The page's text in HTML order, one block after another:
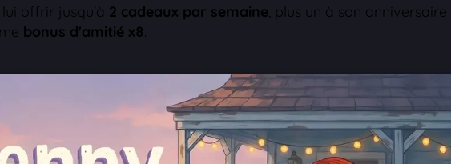
offrir jusqu'à 2 cadeaux par semaine, plus un à son anniversaire
bonus d'amitié x8.